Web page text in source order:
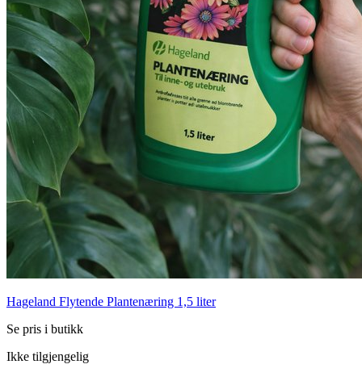
Hageland Flytende Plantenæring 1,5 liter
Se pris i butikk
Ikke tilgjengelig